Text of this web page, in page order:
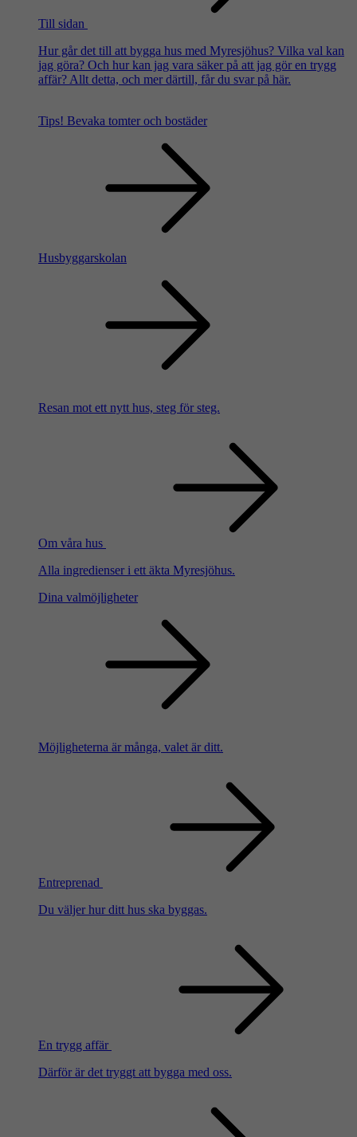
Till sidan
Hur går det till att bygga hus med Myresjöhus? Vilka val kan
jag göra? Och hur kan jag vara säker på att jag gör en trygg
affär? Allt detta, och mer därtill, får du svar på här.
Tips! Bevaka tomter och bostäder
Husbyggarskolan
Resan mot ett nytt hus, steg för steg.
Om våra hus
Alla ingredienser i ett äkta Myresjöhus.
Dina valmöjligheter
Möjligheterna är många, valet är ditt.
Entreprenad
Du väljer hur ditt hus ska byggas.
En trygg affär
Därför är det tryggt att bygga med oss.